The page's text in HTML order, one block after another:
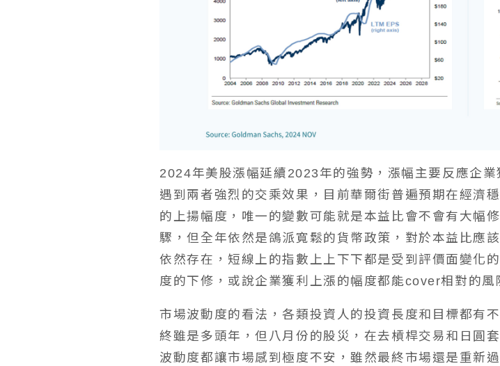
2024年美股漲幅延續2023年的強勢，漲幅主要反應企
遇到兩者強烈的交乘效果，目前華爾街普遍預期在經濟
的上揚幅度，唯一的變數可能就是本益比會不會有大幅
驟，但全年依然是鴿派寬鬆的貨幣政策，對於本益比應
依然存在，短線上的指數上上下下都是受到評價面變化
度的下修，或說企業獲利上漲的幅度都能cover相對的風
市場波動度的看法，各類投資人的投資長度和目標都有
終雖是多頭年，但八月份的股災，在去槓桿交易和日圓
波動度都讓市場感到極度不安，雖然最終市場還是重新